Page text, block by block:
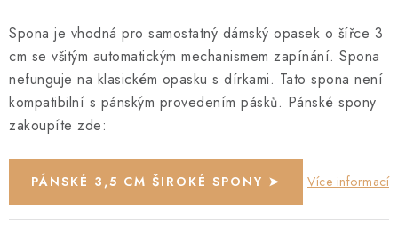
Spona je vhodná pro samostatný dámský opasek o šířce 3
cm se všitým automatickým mechanismem zapínání. Spona
nefunguje na klasickém opasku s dírkami. Tato spona není
kompatibilní s pánským provedením pásků. Pánské spony
zakoupíte zde:
PÁNSKÉ 3,5 CM ŠIROKÉ SPONY ➤ Více informací